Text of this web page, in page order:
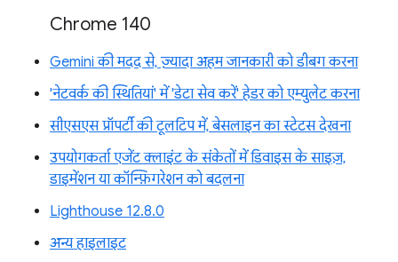
Chrome 140
Gemini की मदद से, ज़्यादा अहम जानकारी को डीबग करना
'नेटवर्क की स्थितियां' में 'डेटा सेव करें' हेडर को एम्युलेट करना
सीएसएस प्रॉपर्टी की टूलटिप में, बेसलाइन का स्टेटस देखना
उपयोगकर्ता एजेंट क्लाइंट के संकेतों में डिवाइस के साइज़,
डाइमेंशन या कॉन्फ़िगरेशन को बदलना
Lighthouse 12.8.0
अन्य हाइलाइट